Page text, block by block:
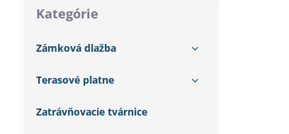
Kategórie
Zámková dlažba
Terasové platne
Zatrávňovacie tvárnice